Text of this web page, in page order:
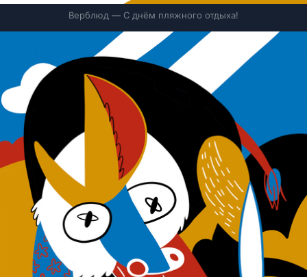
Верблюд — С днём пляжного отдыха!